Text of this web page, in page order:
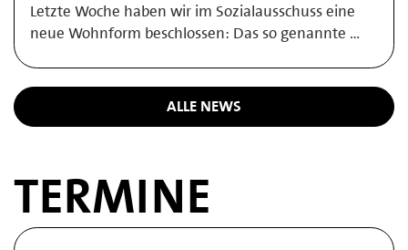
Letzte Woche haben wir im Sozialausschuss eine
neue Wohnform beschlossen: Das so genannte …
ALLE NEWS
TERMINE